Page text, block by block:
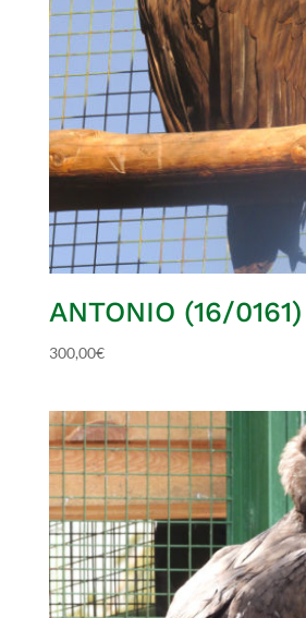
ANTONIO (16/0161)
300,00€